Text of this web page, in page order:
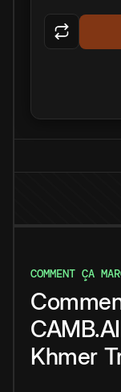
COMMENT ÇA
CAMB.AI
Khmer